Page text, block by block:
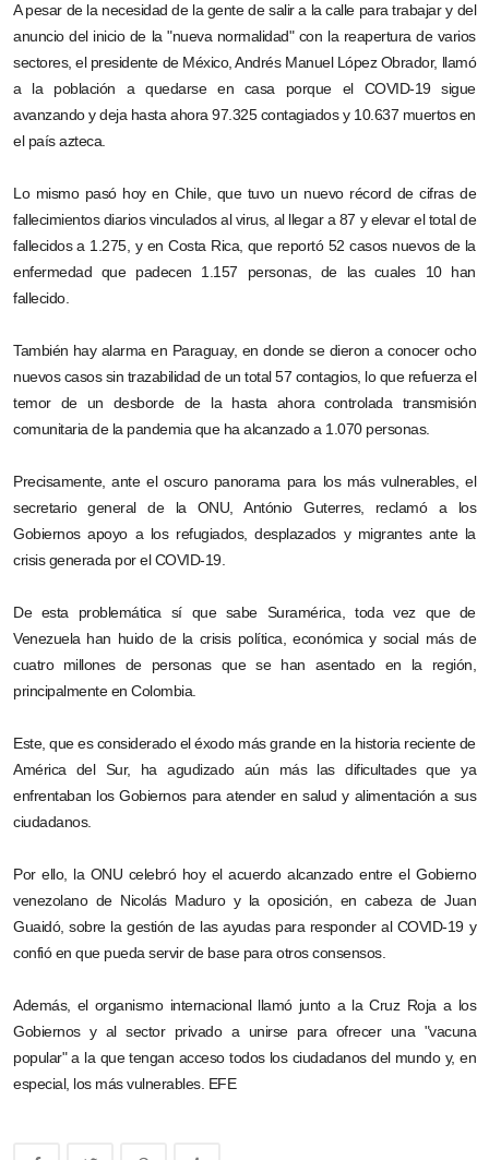
A pesar de la necesidad de la gente de salir a la calle para trabajar y del
anuncio del inicio de la "nueva normalidad" con la reapertura de varios
sectores, el presidente de México, Andrés Manuel López Obrador, llamó
a la población a quedarse en casa porque el COVID-19 sigue
avanzando y deja hasta ahora 97.325 contagiados y 10.637 muertos en
el país azteca.
Lo mismo pasó hoy en Chile, que tuvo un nuevo récord de cifras de
fallecimientos diarios vinculados al virus, al llegar a 87 y elevar el total de
fallecidos a 1.275, y en Costa Rica, que reportó 52 casos nuevos de la
enfermedad que padecen 1.157 personas, de las cuales 10 han
fallecido.
También hay alarma en Paraguay, en donde se dieron a conocer ocho
nuevos casos sin trazabilidad de un total 57 contagios, lo que refuerza el
temor de un desborde de la hasta ahora controlada transmisión
comunitaria de la pandemia que ha alcanzado a 1.070 personas.
Precisamente, ante el oscuro panorama para los más vulnerables, el
secretario general de la ONU, António Guterres, reclamó a los
Gobiernos apoyo a los refugiados, desplazados y migrantes ante la
crisis generada por el COVID-19.
De esta problemática sí que sabe Suramérica, toda vez que de
Venezuela han huido de la crisis política, económica y social más de
cuatro millones de personas que se han asentado en la región,
principalmente en Colombia.
Este, que es considerado el éxodo más grande en la historia reciente de
América del Sur, ha agudizado aún más las dificultades que ya
enfrentaban los Gobiernos para atender en salud y alimentación a sus
ciudadanos.
Por ello, la ONU celebró hoy el acuerdo alcanzado entre el Gobierno
venezolano de Nicolás Maduro y la oposición, en cabeza de Juan
Guaidó, sobre la gestión de las ayudas para responder al COVID-19 y
confió en que pueda servir de base para otros consensos.
Además, el organismo internacional llamó junto a la Cruz Roja a los
Gobiernos y al sector privado a unirse para ofrecer una "vacuna
popular" a la que tengan acceso todos los ciudadanos del mundo y, en
especial, los más vulnerables. EFE